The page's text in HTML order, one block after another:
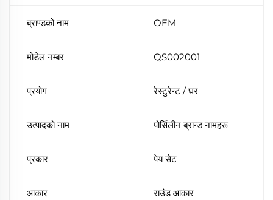
ब्राण्डको नाम OEM
मोडेल नम्बर QS002001
प्रयोग रेस्टुरेन्ट / घर
उत्पादको नाम पोर्सिलीन ब्रान्ड नामहरू
प्रकार पेय सेट
आकार राउंड आकार